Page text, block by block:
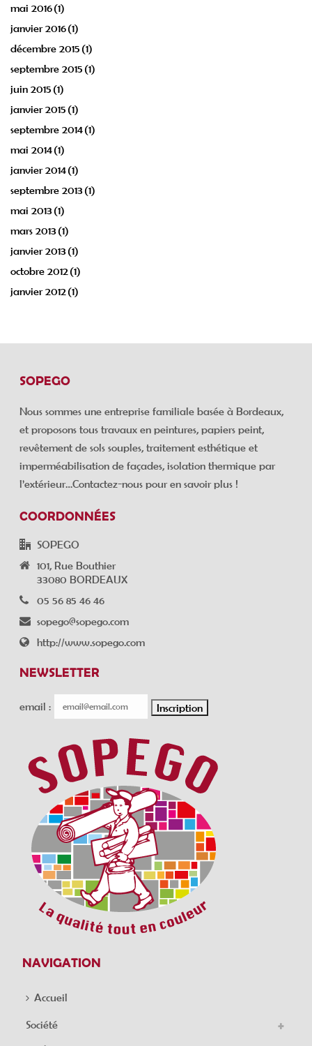
mai 2016(1)
janvier 2016(1)
décembre 2015 (1)
septembre 2015 (1)
juin 2015 (1)
janvier 2015 (1)
septembre 2014(1)
mai 2014(1)
janvier 2014(1)
septembre 2013(1)
mai 2013(1)
mars 2013(1)
janvier 2013(1)
octobre 2012 (1)
janvier 2012 (1)
SOPEGO
Nous sommes une entreprise familiale basée à Bordeaux,
et proposons tous travaux en peintures, papiers peint,
revêtement de sols souples, traitement esthétique et
imperméabilisation de façades, isolation thermique par
l’extérieur…Contactez-nous pour en savoir plus !
COORDONNÉES
SOPEGO
101, Rue Bouthier
33080 BORDEAUX
05 56 85 46 46
sopego@sopego.com
http://www.sopego.com
NEWSLETTER
email :
NAVIGATION
Accueil
Société